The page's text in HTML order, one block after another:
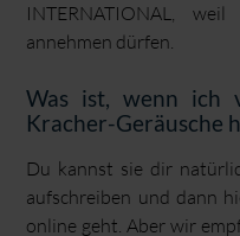
INTERNATIONAL,
annehmen dürfen.
Was ist, wenn ich
Kracher-Geräusche
Du kannst sie dir
aufschreiben und dann
online geht. Aber wir